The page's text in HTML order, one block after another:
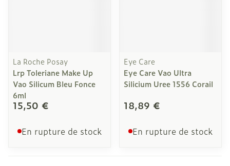
La Roche Posay
Lrp Toleriane Make Up
Vao Silicum Bleu Fonce
6ml
15,50 €
En rupture de stock
Eye Care
Eye Care Vao Ultra
Silicium Uree 1556 Corail
18,89 €
En rupture de stock